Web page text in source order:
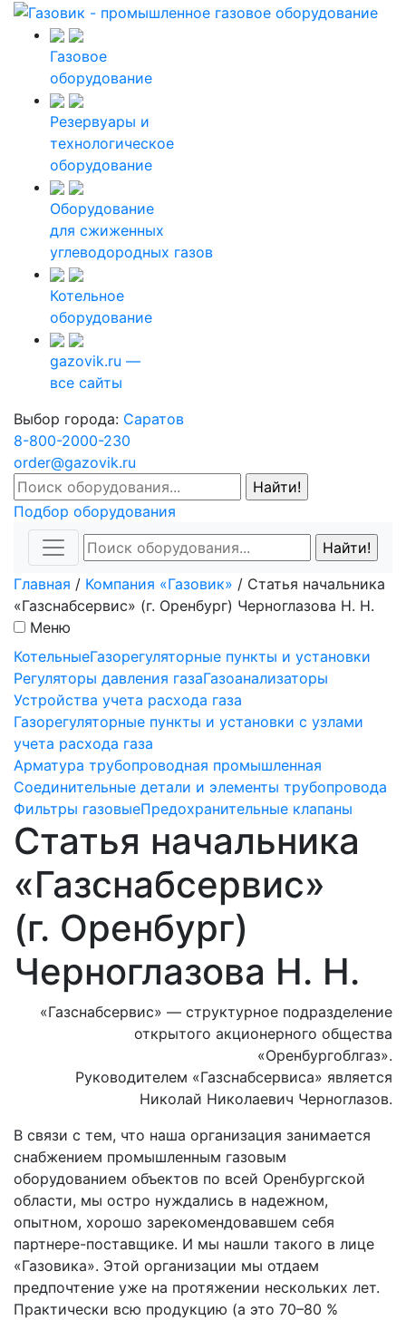
Газовое
оборудование
Резервуары и
технологическое
оборудование
Оборудование
для сжиженных
углеводородных газов
Котельное
оборудование
gazovik.ru —
все сайты
Выбор города: Саратов
8-800-2000-230
order@gazovik.ru
Подбор оборудования
Главная / Компания «Газовик» / Статья начальника
«Газснабсервис» (г. Оренбург) Черноглазова Н. Н.
Меню
КотельныеГазорегуляторные пункты и установки
Регуляторы давления газаГазоанализаторы
Устройства учета расхода газа
Газорегуляторные пункты и установки с узлами
учета расхода газа
Арматура трубопроводная промышленная
Соединительные детали и элементы трубопровода
Фильтры газовыеПредохранительные клапаны
Статья начальника
«Газснабсервис»
(г. Оренбург)
Черноглазова Н. Н.
«Газснабсервис» — структурное подразделение
открытого акционерного общества
«Оренбургоблгаз».
Руководителем «Газснабсервиса» является
Николай Николаевич Черноглазов.
В связи с тем, что наша организация занимается
снабжением промышленным газовым
оборудованием объектов по всей Оренбургской
области, мы остро нуждались в надежном,
опытном, хорошо зарекомендовавшем себя
партнере-поставщике. И мы нашли такого в лице
«Газовика». Этой организации мы отдаем
предпочтение уже на протяжении нескольких лет.
Практически всю продукцию (а это 70–80 %